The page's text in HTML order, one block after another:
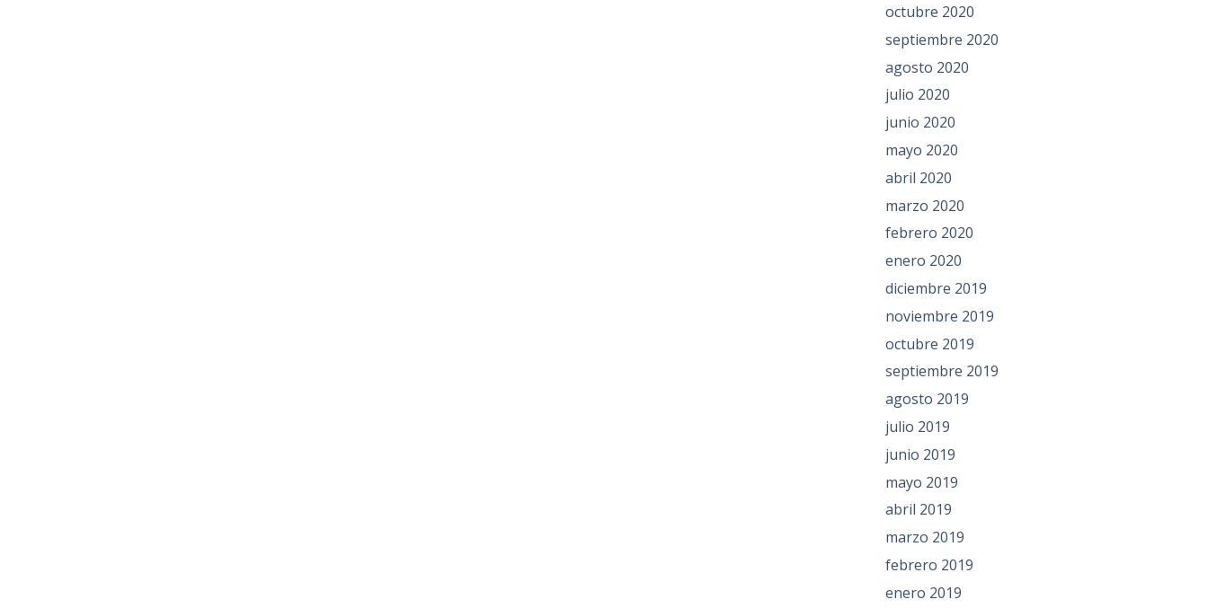
octubre 2020
septiembre 2020
agosto 2020
julio 2020
junio 2020
mayo 2020
abril 2020
marzo 2020
febrero 2020
enero 2020
diciembre 2019
noviembre 2019
octubre 2019
septiembre 2019
agosto 2019
julio 2019
junio 2019
mayo 2019
abril 2019
marzo 2019
febrero 2019
enero 2019